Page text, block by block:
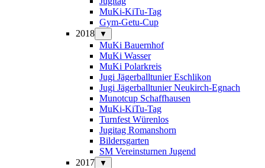
MuKi-KiTu-Tag
Gym-Getu-Cup
2018
▼
MuKi Bauernhof
MuKi Wasser
MuKi Polarkreis
Jugi Jägerballtunier Eschlikon
Jugi Jägerballtunier Neukirch-Egnach
Munotcup Schaffhausen
MuKi-KiTu-Tag
Turnfest Würenlos
Jugitag Romanshorn
Bildersgarten
SM Vereinsturnen Jugend
2017
▼